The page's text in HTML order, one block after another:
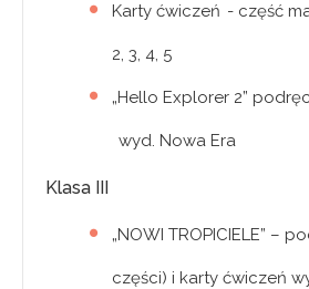
Karty ćwiczeń - część
2, 3, 4, 5
„Hello Explorer 2”
wyd. Nowa Era
Klasa III
„NOWI TROPICIELE” –
części) i karty ćwiczeń